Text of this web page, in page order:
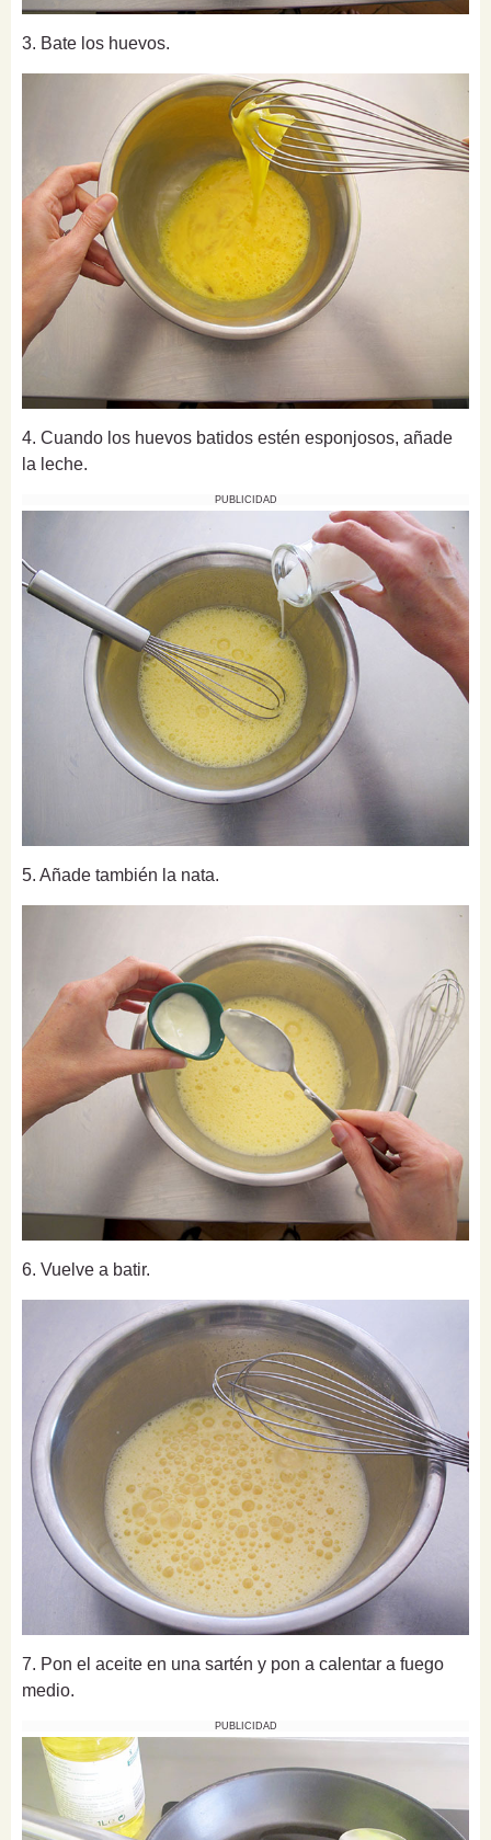
3. Bate los huevos.
4. Cuando los huevos batidos estén esponjosos, añade
la leche.
PUBLICIDAD
5. Añade también la nata.
6. Vuelve a batir.
7. Pon el aceite en una sartén y pon a calentar a fuego
medio.
PUBLICIDAD